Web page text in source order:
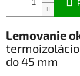
Lemovanie
do 45 mm